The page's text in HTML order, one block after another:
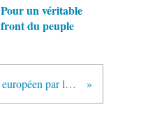
Pour un véritable
front du peuple
Rejet du traité budgétaire européen par les députés du Front de Gauche